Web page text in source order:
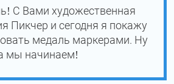
С Вами художественная
Пикчер и сегодня я покажу
медаль маркерами. Ну
мы начинаем!